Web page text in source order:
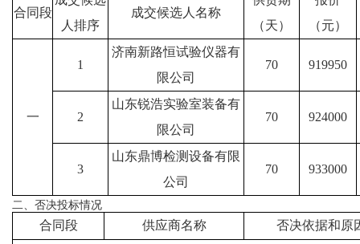
合同段
人排序
成交候选人名称
（天）
（元）
一
1
济南新路恒试验仪器有
限公司
70 919950
2
山东锐浩实验室装备有
限公司
70 924000
3
山东鼎博检测设备有限
公司
70 933000
二、否决投标情况
合同段 供应商名称 否决依据和原